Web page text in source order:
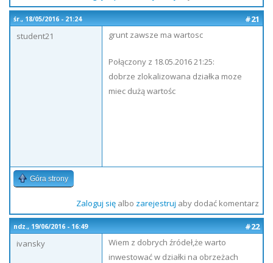
śr., 18/05/2016 - 21:24
#21
student21
grunt zawsze ma wartosc
Połączony z 18.05.2016 21:25:
dobrze zlokalizowana działka moze
miec dużą wartośc
Góra strony
Zaloguj sięalbo zarejestruj aby dodać komentarz
ndz., 19/06/2016 - 16:49
#22
ivansky
Wiem z dobrych źródeł,że warto
inwestować w działki na obrzeżach